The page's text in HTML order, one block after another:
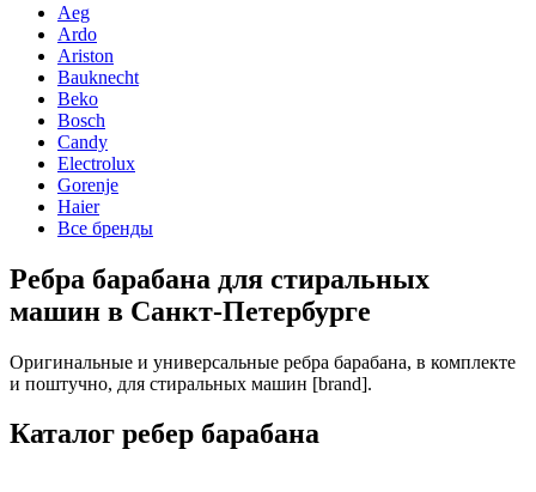
Aeg
Ardo
Ariston
Bauknecht
Beko
Bosch
Candy
Electrolux
Gorenje
Haier
Все бренды
Ребра барабана для стиральных
машин в Санкт-Петербурге
Оригинальные и универсальные ребра барабана, в комплекте
и поштучно, для стиральных машин [brand].
Каталог ребер барабана